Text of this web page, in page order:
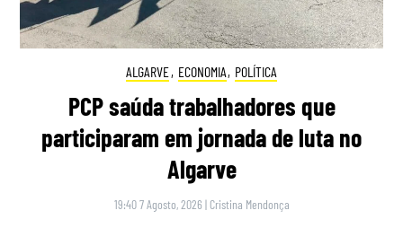
ALGARVE, ECONOMIA, POLÍTICA
PCP saúda trabalhadores que
participaram em jornada de luta no
Algarve
19:40 7 Agosto, 2026 | Cristina Mendonça